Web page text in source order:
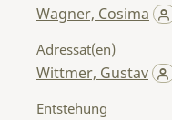
Wagner, Cosima
Adressat(en)
Wittmer, Gustav
Entstehung